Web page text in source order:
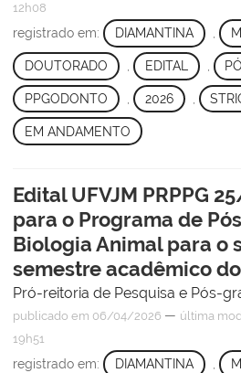
12h08
registrado em: DIAMANTINA ,
DOUTORADO EDITAL
PPGODONTO 2026
EM ANDAMENTO
Edital UFVJM PRPPG
para o Programa de
Biologia Animal para o
semestre acadêmico
Pró-reitoria de Pesquisa e Pós-
publicado em 06/04/2026 — última
19h51
registrado em: DIAMANTINA ,